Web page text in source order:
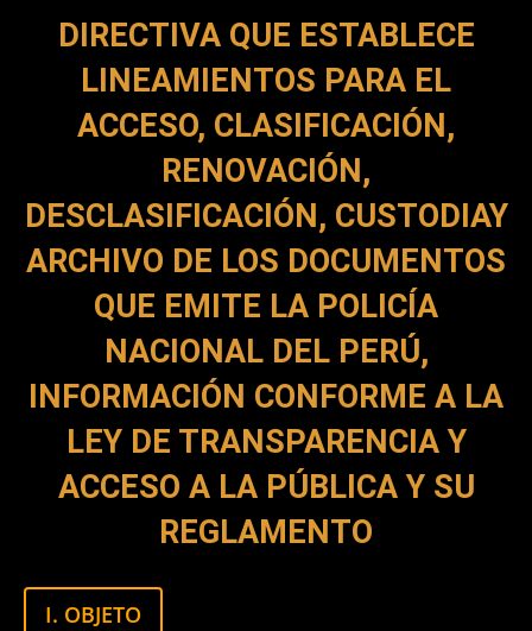
DIRECTIVA QUE ESTABLECE
LINEAMIENTOS PARA EL
ACCESO, CLASIFICACIÓN,
RENOVACIÓN,
DESCLASIFICACIÓN, CUSTODIAY
ARCHIVO DE LOS DOCUMENTOS
QUE EMITE LA POLICÍA
NACIONAL DEL PERÚ,
INFORMACIÓN CONFORME A LA
LEY DE TRANSPARENCIA Y
ACCESO A LA PÚBLICA Y SU
REGLAMENTО
I. OBJETO